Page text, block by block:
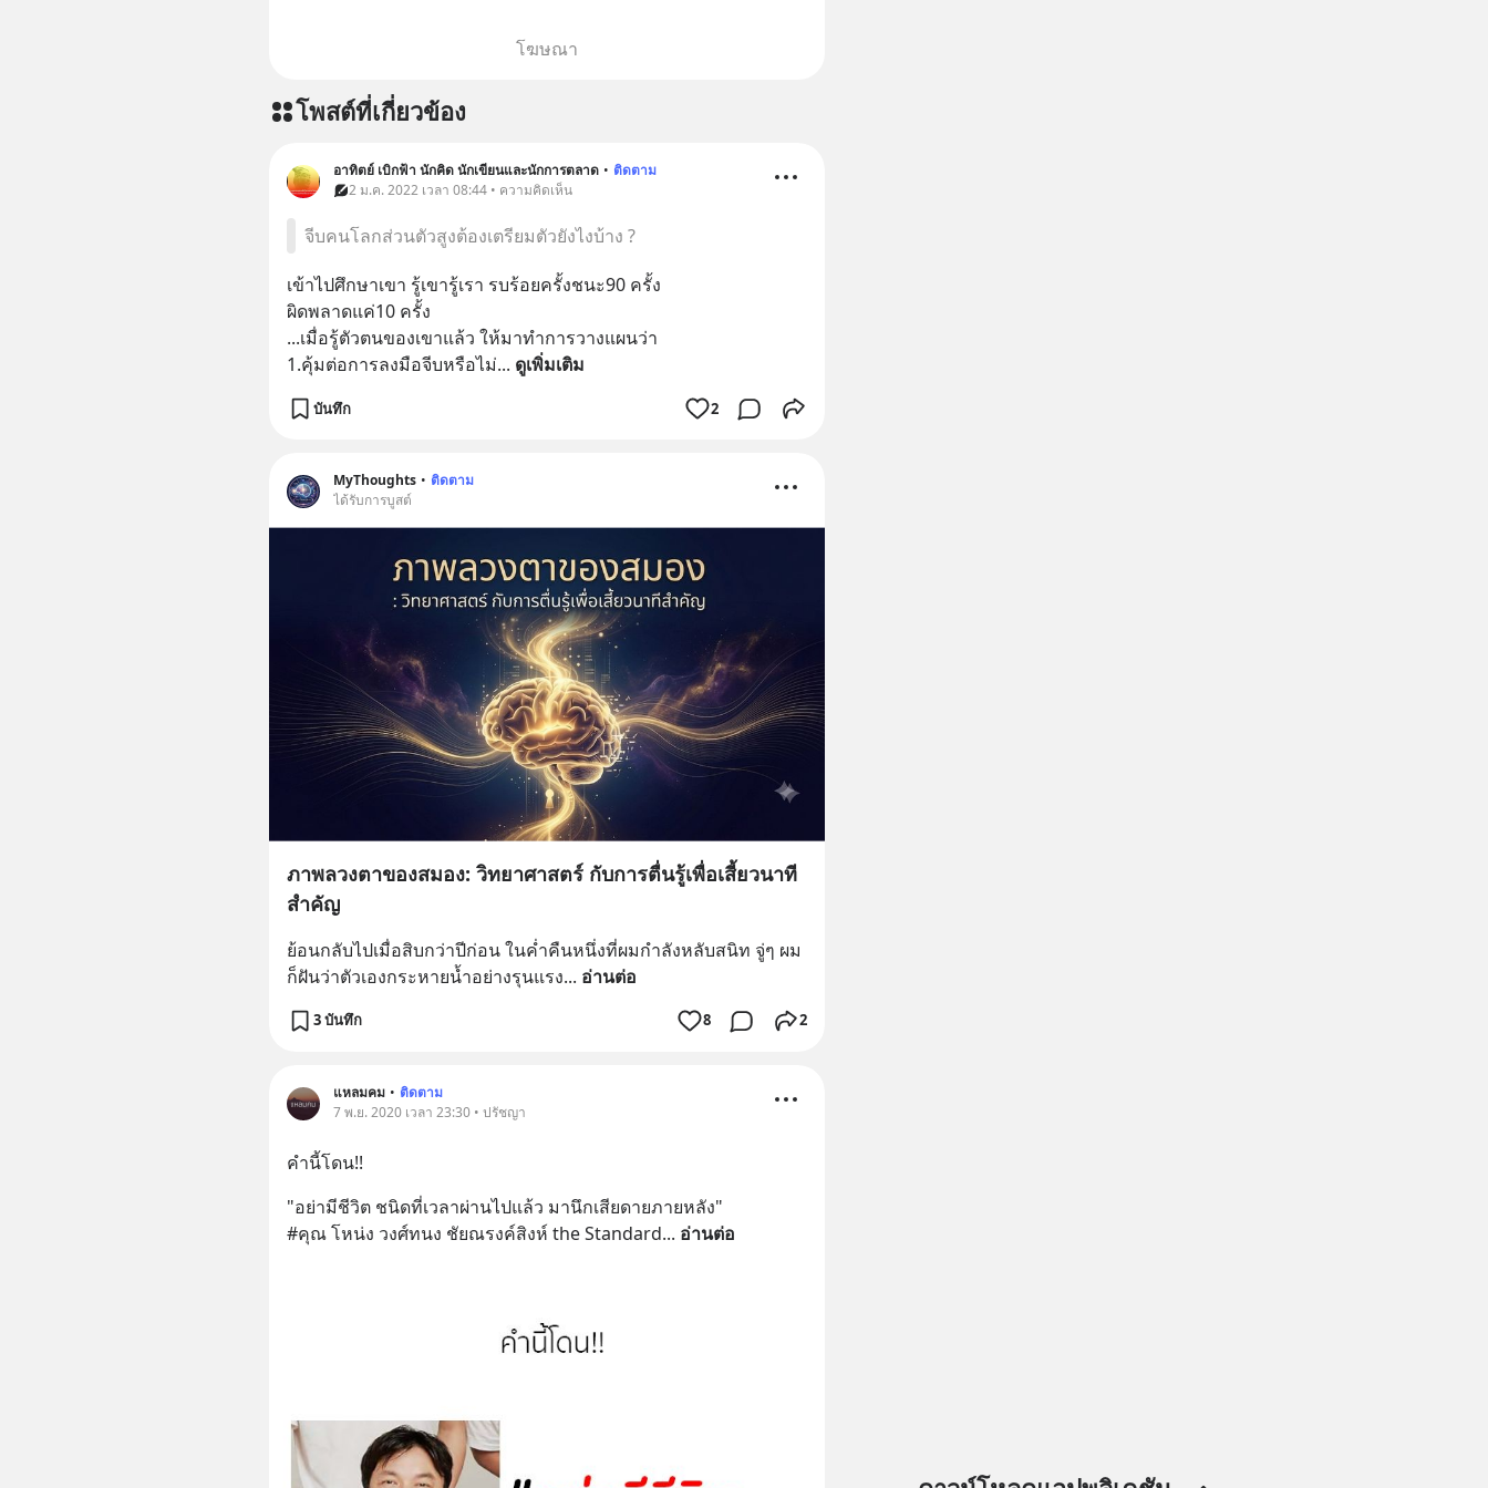
โฆษณา
โพสต์ที่เกี่ยวข้อง
อาทิตย์ เบิกฟ้า นักคิด นักเขียนและนักการตลาด • ติดตาม
2 ม.ค. 2022 เวลา 08:44 • ความคิดเห็น
จีบคนโลกส่วนตัวสูงต้องเตรียมตัวยังไงบ้าง ?
เข้าไปศึกษาเขา รู้เขารู้เรา รบร้อยครั้งชนะ90 ครั้ง
ผิดพลาดแค่10 ครั้ง
...เมื่อรู้ตัวตนของเขาแล้ว ให้มาทำการวางแผนว่า
1.คุ้มต่อการลงมือจีบหรือไม่... ดูเพิ่มเติม
บันทึก 2
MyThoughts • ติดตาม
ได้รับการบูสต์
ภาพลวงตาของสมอง: วิทยาศาสตร์ กับการตื่นรู้เพื่อเสี้ยวนาที
สำคัญ
ย้อนกลับไปเมื่อสิบกว่าปีก่อน ในค่ำคืนหนึ่งที่ผมกำลังหลับสนิท จู่ๆ ผม
ก็ฝันว่าตัวเองกระหายน้ำอย่างรุนแรง... อ่านต่อ
3 บันทึก 8 2
แหลมคม • ติดตาม
7 พ.ย. 2020 เวลา 23:30 • ปรัชญา
คำนี้โดน!!
"อย่ามีชีวิต ชนิดที่เวลาผ่านไปแล้ว มานึกเสียดายภายหลัง"
#คุณ โหน่ง วงศ์ทนง ชัยณรงค์สิงห์ the Standard... อ่านต่อ